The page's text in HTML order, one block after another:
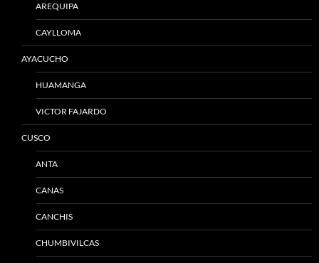
AREQUIPA
CAYLLOMA
AYACUCHO
HUAMANGA
VICTOR FAJARDO
CUSCO
ANTA
CANAS
CANCHIS
CHUMBIVILCAS